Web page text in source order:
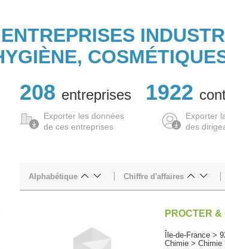
208 entreprises 1922
Exporter les données
de ces entreprises
Exporter
des
Alphabétique Chiffre d'affaires
PROCTER
Île-de-France >
Chimie > Chimie